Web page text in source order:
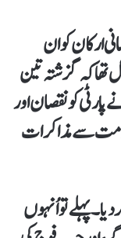
ارکان کو ان
تھا کہ گزشتہ تین
کو نقصان اور
سے مذاکرات
پہلے تو اُنہوں